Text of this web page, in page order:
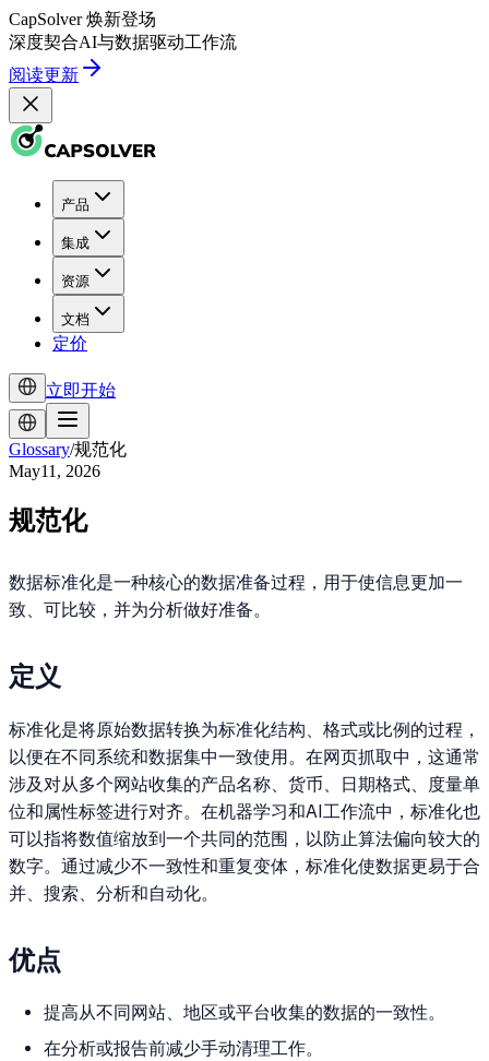
CapSolver 焕新登场
深度契合AI与数据驱动工作流
阅读更新
产品
集成
资源
文档
定价
立即开始
Glossary/规范化
May11, 2026
规范化
数据标准化是一种核心的数据准备过程，用于使信息更加一
致、可比较，并为分析做好准备。
定义
标准化是将原始数据转换为标准化结构、格式或比例的过程，
以便在不同系统和数据集中一致使用。在网页抓取中，这通常
涉及对从多个网站收集的产品名称、货币、日期格式、度量单
位和属性标签进行对齐。在机器学习和AI工作流中，标准化也
可以指将数值缩放到一个共同的范围，以防止算法偏向较大的
数字。通过减少不一致性和重复变体，标准化使数据更易于合
并、搜索、分析和自动化。
优点
提高从不同网站、地区或平台收集的数据的一致性。
在分析或报告前减少手动清理工作。